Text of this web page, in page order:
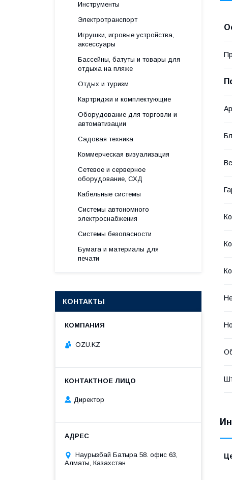
Инструменты
Электротранспорт
Игрушки, игровые устройства,
аксессуары
Бассейны, батуты и товары для
отдыха на пляже
Отдых и туризм
Картриджи и комплектующие
Оборудование для торговли и
автоматизации
Садовая техника
Коммерческая визуализация
Сетевое и серверное
оборудование, СХД
Кабельные системы
Системы автономного
электроснабжения
Системы безопасности
Бумага и материалы для
печати
КОНТАКТЫ
OZU.KZ
Директор
Наурызбай Батыра 58. офис 63,
Алматы, Казахстан